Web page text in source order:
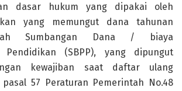
dasar hukum yang dipakai oleh
yang memungut dana tahunan
Sumbangan Dana / biaya
Pendidikan (SBPP), yang dipungut
kewajiban saat daftar ulang
57 Peraturan Pemerintah No.48